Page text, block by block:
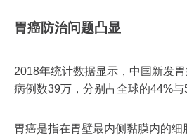
胃癌防治问题凸显
2018年统计数据显示，中国新发
病例数39万，分别占全球的44%与
胃癌是指在胃壁最内侧黏膜内的